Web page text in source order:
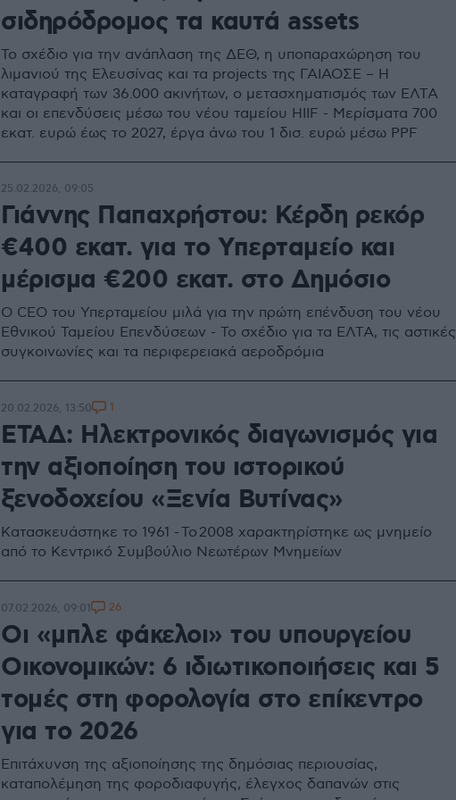
σιδηρόδρομος τα καυτά assets
Το σχέδιο για την ανάπλαση της ΔΕΘ, η υποπαραχώρηση του
λιμανιού της Ελευσίνας και τα projects της ΓΑΙΑΟΣΕ – Η
καταγραφή των 36.000 ακινήτων, ο μετασχηματισμός των ΕΛΤΑ
και οι επενδύσεις μέσω του νέου ταμείου HIIF - Μερίσματα 700
εκατ. ευρώ έως το 2027, έργα άνω του 1 δισ. ευρώ μέσω PPF
Γιάννης Παπαχρήστου: Κέρδη ρεκόρ
€400 εκατ. για το Υπερταμείο και
μέρισμα €200 εκατ. στο Δημόσιο
Ο CEO του Υπερταμείου μιλά για την πρώτη επένδυση του νέου
Εθνικού Ταμείου Επενδύσεων - Το σχέδιο για τα ΕΛΤΑ, τις αστικές
συγκοινωνίες και τα περιφερειακά αεροδρόμια
25.02.2026, 09:05
ΕΤΑΔ: Ηλεκτρονικός διαγωνισμός για
την αξιοποίηση του ιστορικού
ξενοδοχείου «Ξενία Βυτίνας»
Κατασκευάστηκε το 1961 - Το 2008 χαρακτηρίστηκε ως μνημείο
από το Κεντρικό Συμβούλιο Νεωτέρων Μνημείων
20.02.2026, 13:50 1
Οι «μπλε φάκελοι» του υπουργείου
Οικονομικών: 6 ιδιωτικοποιήσεις και 5
τομές στη φορολογία στο επίκεντρο
για το 2026
Επιτάχυνση της αξιοποίησης της δημόσιας περιουσίας,
καταπολέμηση της φοροδιαφυγής, έλεγχος δαπανών στις
07.02.2026, 09:01 26